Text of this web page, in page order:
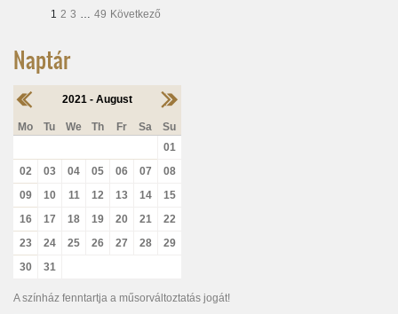
Naptár
2021 - August
Mo Tu We Th Fr Sa
Su
01
02
03 04 05 06 07
08
09
10 11 12 13 14
15
16
17 18 19 20 21
22
23
24 25 26 27 28
29
30
31
A színház fenntartja a műsorváltoztatás jogát!
1 2 3 … 49 Következő